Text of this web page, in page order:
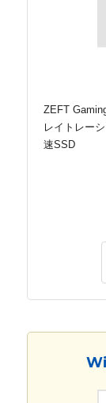
ZEFT
レイトレー
速SSD